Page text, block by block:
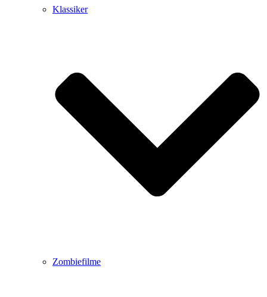
Klassiker
Zombiefilme